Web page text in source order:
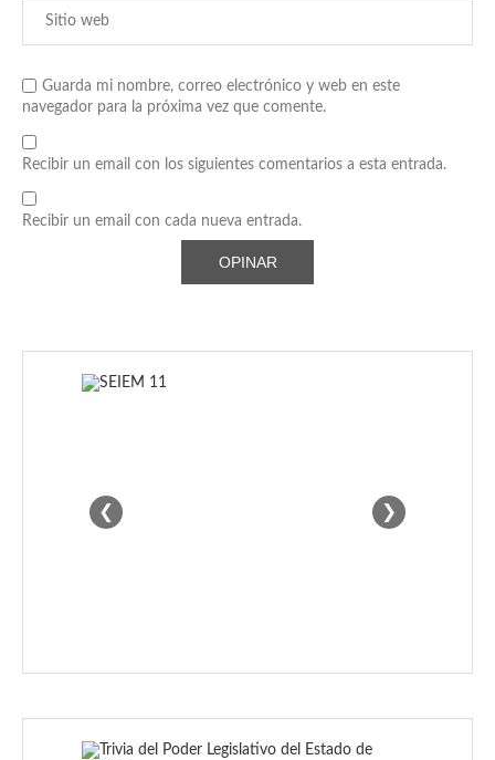
Guarda mi nombre, correo electrónico y web en este
navegador para la próxima vez que comente.
Recibir un email con los siguientes comentarios a esta entrada.
Recibir un email con cada nueva entrada.
❮ ❯